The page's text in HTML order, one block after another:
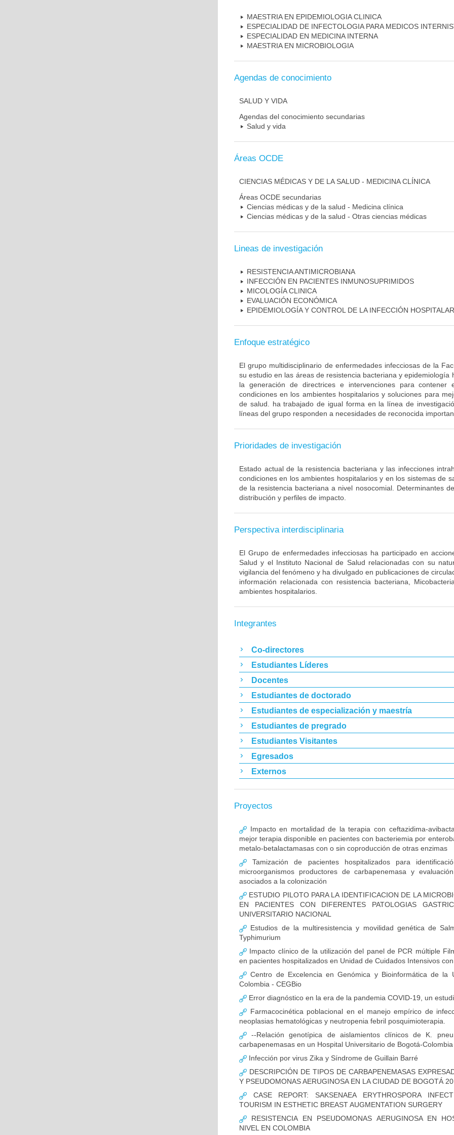
MAESTRIA EN EPIDEMIOLOGIA CLINICA
ESPECIALIDAD DE INFECTOLOGIA PARA MEDICOS
ESPECIALIDAD EN MEDICINA INTERNA
MAESTRIA EN MICROBIOLOGIA
Agendas de conocimiento
SALUD Y VIDA
Agendas del conocimiento secundarias
Salud y vida
Áreas OCDE
CIENCIAS MÉDICAS Y DE LA SALUD - MEDICINA CLÍNICA
Áreas OCDE secundarias
Ciencias médicas y de la salud - Medicina clínica
Ciencias médicas y de la salud - Otras ciencias médicas
Lineas de investigación
RESISTENCIA ANTIMICROBIANA
INFECCIÓN EN PACIENTES INMUNOSUPRIMIDOS
MICOLOGÍA CLINICA
EVALUACIÓN ECONÓMICA
EPIDEMIOLOGÍA Y CONTROL DE LA INFECCIÓN
Enfoque estratégico
El grupo multidisciplinario de enfermedades infecciosas de la
su estudio en las áreas de resistencia bacteriana y epidemiología
la generación de directrices e intervenciones para contener
condiciones en los ambientes hospitalarios y soluciones para
de salud. ha trabajado de igual forma en la línea de
líneas del grupo responden a necesidades de reconocida
Prioridades de investigación
Estado actual de la resistencia bacteriana y las infecciones
condiciones en los ambientes hospitalarios y en los sistemas de
de la resistencia bacteriana a nivel nosocomial. Determinantes
distribución y perfiles de impacto.
Perspectiva interdisciplinaria
El Grupo de enfermedades infecciosas ha participado en
Salud y el Instituto Nacional de Salud relacionadas con su
vigilancia del fenómeno y ha divulgado en publicaciones de
información relacionada con resistencia bacteriana,
ambientes hospitalarios.
Integrantes
Co-directores
Estudiantes Líderes
Docentes
Estudiantes de doctorado
Estudiantes de especialización y maestría
Estudiantes de pregrado
Estudiantes Visitantes
Egresados
Externos
Proyectos
Impacto en mortalidad de la terapia con ceftazidima-
mejor terapia disponible en pacientes con bacteriemia por
metalo-betalactamasas con o sin coproducción de otras enzimas
Tamización de pacientes hospitalizados para
microorganismos productores de carbapenemasa y
asociados a la colonización
ESTUDIO PILOTO PARA LA IDENTIFICACION DE LA
EN PACIENTES CON DIFERENTES PATOLOGIAS
UNIVERSITARIO NACIONAL
Estudios de la multiresistencia y movilidad genética de
Typhimurium
Impacto clínico de la utilización del panel de PCR múltiple
en pacientes hospitalizados en Unidad de Cuidados Intensivos
Centro de Excelencia en Genómica y Bioinformática de la
Colombia - CEGBio
Error diagnóstico en la era de la pandemia COVID-19, un
Farmacocinética poblacional en el manejo empírico de
neoplasias hematológicas y neutropenia febril posquimioterapia.
--Relación genotípica de aislamientos clínicos de K.
carbapenemasas en un Hospital Universitario de Bogotá-
Infección por virus Zika y Síndrome de Guillain Barré
DESCRIPCIÓN DE TIPOS DE CARBAPENEMASAS
Y PSEUDOMONAS AERUGINOSA EN LA CIUDAD DE BOGOTÁ
CASE REPORT: SAKSENAEA ERYTHROSPORA
TOURISM IN ESTHETIC BREAST AUGMENTATION SURGERY
RESISTENCIA EN PSEUDOMONAS AERUGINOSA EN
NIVEL EN COLOMBIA